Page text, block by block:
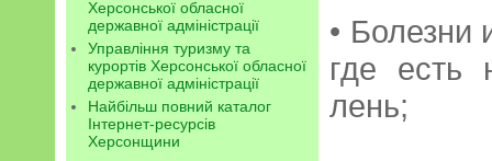
Херсонської обласної
державної адміністрації
Управління туризму та
курортів Херсонської обласної
державної адміністрації
Найбільш повний каталог
Інтернет-ресурсів
Херсонщини
• Болезни
где есть
лень;